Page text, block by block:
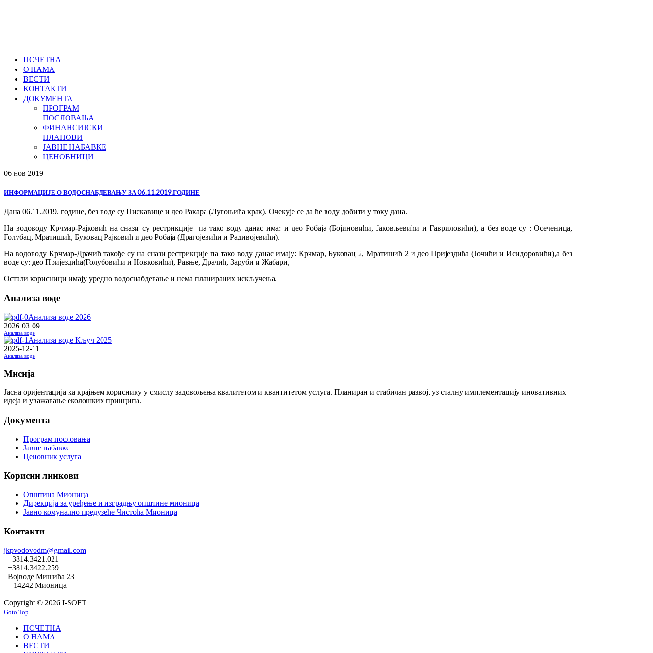
ПОЧЕТНА
О НАМА
ВЕСТИ
КОНТАКТИ
ДОКУМЕНТА
ПРОГРАМ
ПОСЛОВАЊА
ФИНАНСИЈСКИ
ПЛАНОВИ
ЈАВНЕ НАБАВКЕ
ЦЕНОВНИЦИ
06 нов 2019
ИНФОРМАЦИЈЕ О ВОДОСНАБДЕВАЊУ ЗА 06.11.2019.ГОДИНЕ
Дана 06.11.2019. године, без воде су Пискавице и део Ракара (Лугоњића крак). Очекује се да ће воду добити у току дана.
На водоводу Крчмар-Рајковић на снази су рестрикције па тако воду данас има: и део Робаја (Бојиновићи, Јаковљевићи и Гавриловићи), а без воде су : Осеченица,
Голубац, Мратишић, Буковац,Рајковић и део Робаја (Драгојевићи и Радивојевићи).
На водоводу Крчмар-Драчић такође су на снази рестрикције па тако воду данас имају: Крчмар, Буковац 2, Мратишић 2 и део Пријездића (Јочићи и Исидоровићи),а без
воде су: део Пријездића(Голубовићи и Новковићи), Равње, Драчић, Заруби и Жабари,
Остали корисници имају уредно водоснабдевање и нема планираних искључења.
Анализа воде
Анализа воде 2026
2026-03-09
Анализа воде
Анализа воде Кључ 2025
2025-12-11
Анализа воде
Мисија
Јасна оријентација ка крајњем кориснику у смислу задовољења квалитетом и квантитетом услуга. Планиран и стабилан развој, уз сталну имплементацију иновативних
идеја и уважавање еколошких принципа.
Документа
Програм пословања
Јавне набавке
Ценовник услуга
Корисни линкови
Општина Мионица
Дирекција за уређење и изградњу општине мионица
Јавно комунално предузеће Чистоћа Мионица
Контакти
jkpvodovodm@gmail.com
+3814.3421.021
+3814.3422.259
Војводе Мишића 23
14242 Мионица
Copyright © 2026 I-SOFT
Goto Top
ПОЧЕТНА
О НАМА
ВЕСТИ